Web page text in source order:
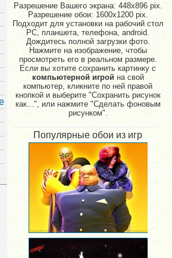
Разрешение Вашего экрана: 448x896 pix.
Разрешение обои: 1600x1200 pix.
Подходит для установки на рабочий стол
PC, планшета, телефона, android.
Дождитесь полной загрузки фото.
Нажмите на изображение, чтобы
просмотреть его в реальном размере.
Если вы хотите сохранить картинку с
компьютерной игрой на свой
компьютер, кликните по ней правой
кнопкой и выберите "Сохранить рисунок
как...", или нажмите "Сделать фоновым
рисунком".
Популярные обои из игр